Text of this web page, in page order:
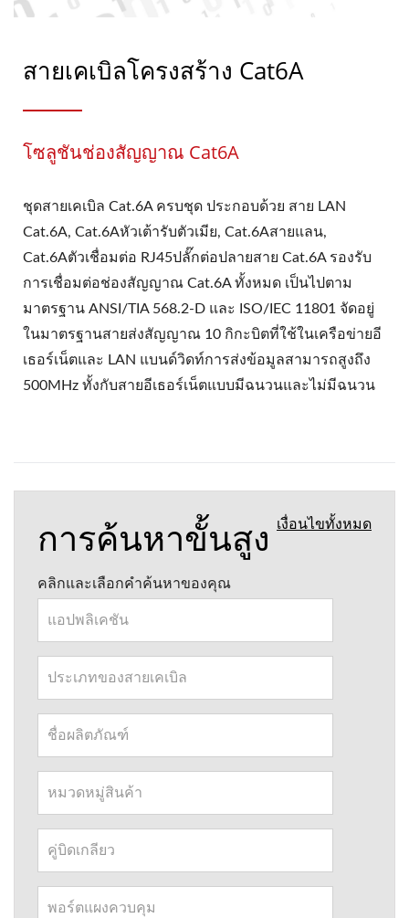
สายเคเบิลโครงสร้าง Cat6A
โซลูชันช่องสัญญาณ Cat6A
ชุดสายเคเบิล Cat.6A ครบชุด ประกอบด้วย สาย LAN
Cat.6A, Cat.6Aหัวเต้ารับตัวเมีย, Cat.6Aสายแลน,
Cat.6Aตัวเชื่อมต่อ RJ45ปลั๊กต่อปลายสาย Cat.6A รองรับ
การเชื่อมต่อช่องสัญญาณ Cat.6A ทั้งหมด เป็นไปตาม
มาตรฐาน ANSI/TIA 568.2-D และ ISO/IEC 11801 จัดอยู่
ในมาตรฐานสายส่งสัญญาณ 10 กิกะบิตที่ใช้ในเครือข่ายอี
เธอร์เน็ตและ LAN แบนด์วิดท์การส่งข้อมูลสามารถสูงถึง
500MHz ทั้งกับสายอีเธอร์เน็ตแบบมีฉนวนและไม่มีฉนวน
เงื่อนไขทั้งหมด
การค้นหาขั้นสูง
คลิกและเลือกคำค้นหาของคุณ